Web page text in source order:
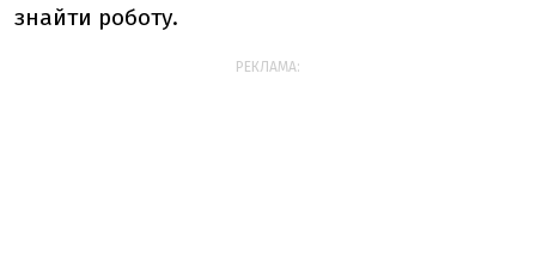
знайти роботу.
РЕКЛАМА: